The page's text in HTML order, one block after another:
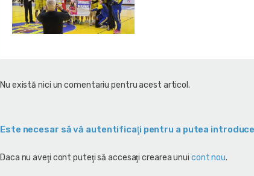
Nu există nici un comentariu pentru acest articol.
Este necesar să vă autentificaţi pentru a putea
Daca nu aveţi cont puteţi să accesaţi crearea unui cont nou.